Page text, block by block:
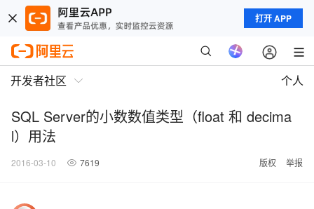
打开 APP
开发者社区 个人
SQL Server的小数数值类型（float 和 decima
l）用法
2016-03-10 7619 版权 举报